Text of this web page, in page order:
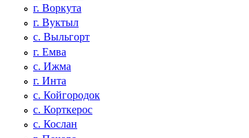
г. Воркута
г. Вуктыл
с. Выльгорт
г. Емва
с. Ижма
г. Инта
с. Койгородок
с. Корткерос
с. Кослан